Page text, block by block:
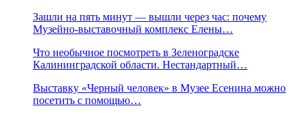
Зашли на пять минут — вышли через час: почему
Музейно-выставочный комплекс Елены…
Что необычное посмотреть в Зеленоградске
Калининградской области. Нестандартный…
Выставку «Черный человек» в Музее Есенина можно
посетить с помощью…